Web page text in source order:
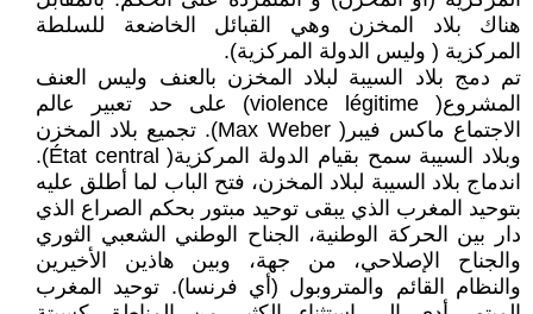
هناك بلاد المخزن وهي القبائل الخاضعة للسلطة
المركزية ( وليس الدولة المركزية).
تم دمج بلاد السيبة لبلاد المخزن بالعنف وليس العنف
المشروع( violence légitime) على حد تعبير عالم
الاجتماع ماكس فيبر( Max Weber). تجميع بلاد المخزن
وبلاد السيبة سمح بقيام الدولة المركزية( État central).
اندماج بلاد السيبة لبلاد المخزن، فتح الباب لما أطلق عليه
بتوحيد المغرب الذي يبقى توحيد مبتور بحكم الصراع الذي
دار بين الحركة الوطنية، الجناح الوطني الشعبي الثوري
والجناح الإصلاحي، من جهة، وبين هاذين الأخيرين
والنظام القائم والمتروبول (أي فرنسا). توحيد المغرب